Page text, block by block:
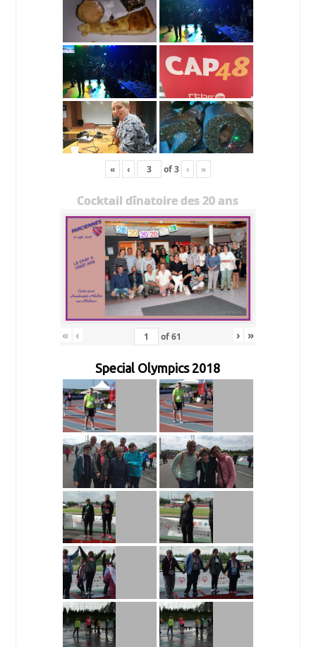
« ‹ of3 › »
Cocktail dînatoire des 20 ans
« ‹ of61 › »
Special Olympics 2018